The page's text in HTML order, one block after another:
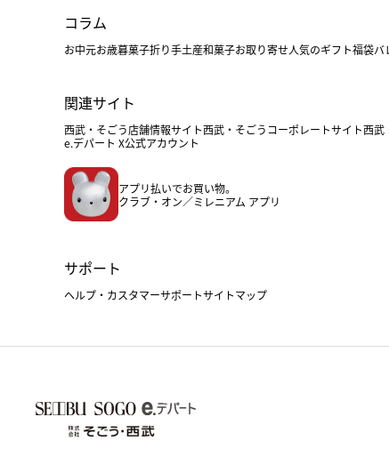
コラム
お中元お歳暮菓子折り手土産和菓子お取り寄せ人気のギフト福袋バ
関連サイト
西武・そごう店舗情報サイト西武・そごうコーポレートサイト西武
e.デパート X公式アカウント
アプリ払いでお買い物。
クラブ・オン／ミレニアム アプリ
サポート
ヘルプ・カスタマーサポートサイトマップ